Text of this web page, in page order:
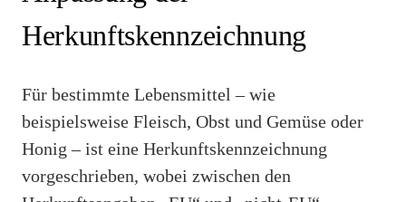
Herkunftskennzeichnung
Für bestimmte Lebensmittel – wie
beispielsweise Fleisch, Obst und Gemüse oder
Honig – ist eine Herkunftskennzeichnung
vorgeschrieben, wobei zwischen den